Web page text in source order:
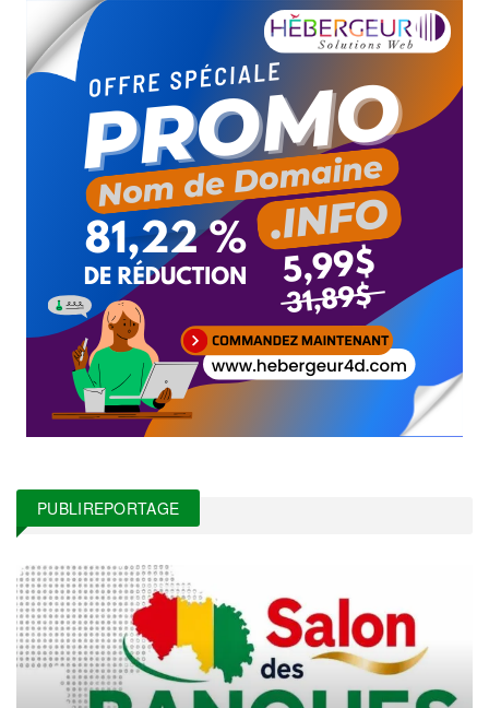
PUBLIREPORTAGE